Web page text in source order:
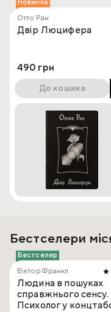
Новинка
Отто Ран
Двір Люцифера
490 грн
До кошика
Бестселери
Бестселер
Віктор Франкл
Людина в пошуках
справжнього сенсу.
Психолог у